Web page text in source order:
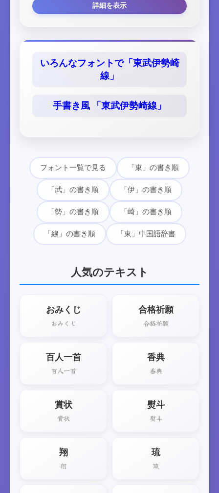
詳細を表示
いろんなフォントで「東武伊勢崎
線」
手書き風 「東武伊勢崎線」
フォント一覧で見る 「東」の書き順
「武」の書き順 「伊」の書き順
「勢」の書き順 「崎」の書き順
「線」の書き順 「東」中国語辞書
人気のテキスト
おみくじ
おみくじ
合格祈願
合格祈願
百人一首
百人一首
香典
香典
賞状
賞状
熨斗
熨斗
翔
翔
琉
琉